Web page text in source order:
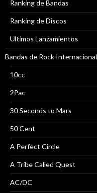
Ranking de Bandas
Ranking de Discos
Ultimos Lanzamientos
Bandas de Rock Internacional
10cc
2Pac
30 Seconds to Mars
50 Cent
A Perfect Circle
A Tribe Called Quest
AC/DC